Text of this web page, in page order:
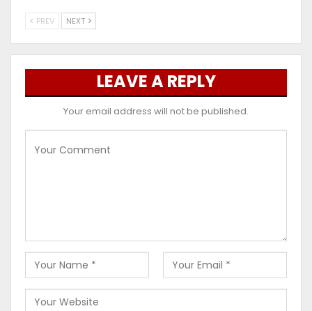
PREV NEXT
LEAVE A REPLY
Your email address will not be published.